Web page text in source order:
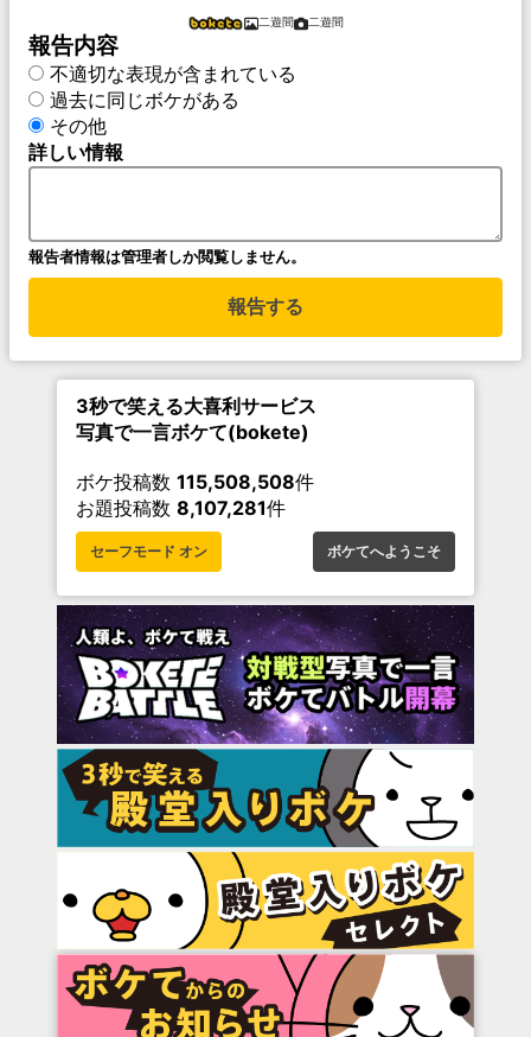
二遊間 二遊間
報告内容
不適切な表現が含まれている
過去に同じボケがある
その他
詳しい情報
報告者情報は管理者しか閲覧しません。
報告する
3秒で笑える大喜利サービス
写真で一言ボケて(bokete)
ボケ投稿数 115,508,508件
お題投稿数 8,107,281件
セーフモード オン ボケてへようこそ